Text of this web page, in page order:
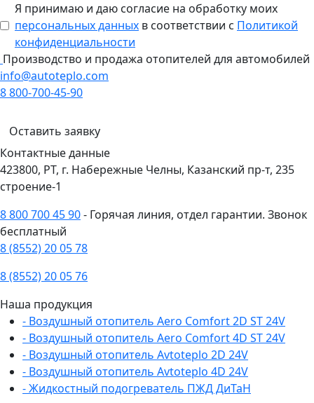
Я принимаю и даю согласие на обработку моих
персональных данных в соответствии с Политикой
конфиденциальности
Производство и продажа отопителей для автомобилей
info@autoteplo.com
8 800-700-45-90
Оставить заявку
Контактные данные
423800, РТ, г. Набережные Челны, Казанский пр-т, 235
строение-1
8 800 700 45 90- Горячая линия, отдел гарантии. Звонок
бесплатный
8 (8552) 20 05 78
8 (8552) 20 05 76
Наша продукция
- Воздушный отопитель Aero Comfort 2D ST 24V
- Воздушный отопитель Aero Comfort 4D ST 24V
- Воздушный отопитель Avtoteplo 2D 24V
- Воздушный отопитель Avtoteplo 4D 24V
- Жидкостный подогреватель ПЖД ДиТаН